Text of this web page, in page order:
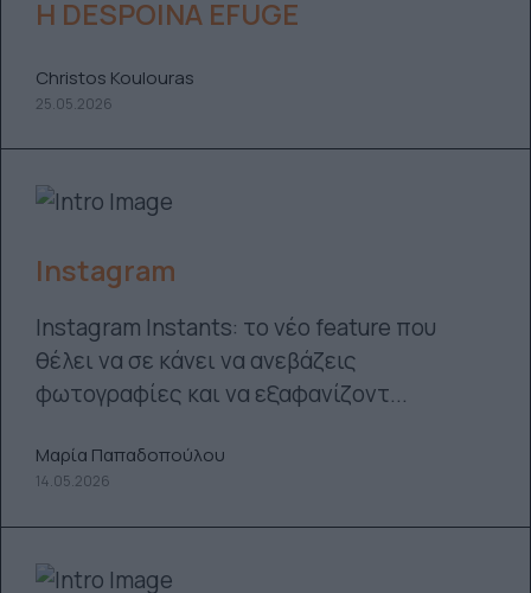
H DESPOINA EFUGE
Christos Koulouras
25.05.2026
Instagram
Instagram Instants: το νέο feature που
θέλει να σε κάνει να ανεβάζεις
φωτογραφίες και να εξαφανίζοντ...
Μαρία Παπαδοπούλου
14.05.2026